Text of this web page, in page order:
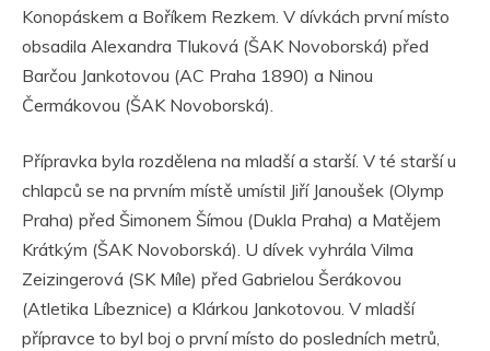
Konopáskem a Boříkem Rezkem. V dívkách první místo
obsadila Alexandra Tluková (ŠAK Novoborská) před
Barčou Jankotovou (AC Praha 1890) a Ninou
Čermákovou (ŠAK Novoborská).
Přípravka byla rozdělena na mladší a starší. V té starší u
chlapců se na prvním místě umístil Jiří Janoušek (Olymp
Praha) před Šimonem Šímou (Dukla Praha) a Matějem
Krátkým (ŠAK Novoborská). U dívek vyhrála Vilma
Zeizingerová (SK Míle) před Gabrielou Šerákovou
(Atletika Líbeznice) a Klárkou Jankotovou. V mladší
přípravce to byl boj o první místo do posledních metrů,